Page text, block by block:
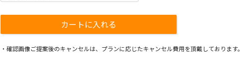
・確認画像ご提案後のキャンセルは、プランに応じたキャンセル費用を頂戴しております。